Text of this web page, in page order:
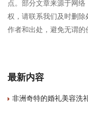
点。部分文章来源于网
权，请联系我们及时删除
作者和出处，避免无谓的
最新内容
非洲奇特的婚礼美容洗